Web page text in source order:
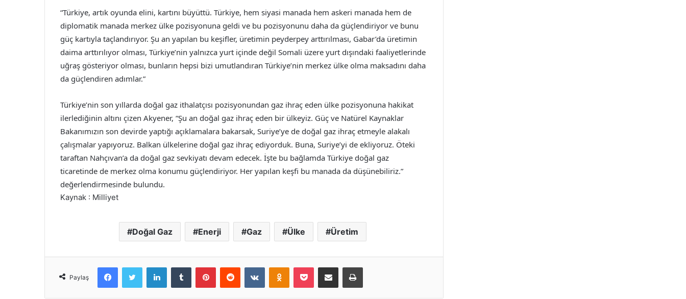
“Türkiye, artık oyunda elini, kartını büyüttü. Türkiye, hem siyasi manada hem askeri manada hem de
diplomatik manada merkez ülke pozisyonuna geldi ve bu pozisyonunu daha da güçlendiriyor ve bunu
güç kartıyla taçlandırıyor. Şu an yapılan bu keşifler, üretimin peyderpey arttırılması, Gabar’da üretimin
daima arttırılıyor olması, Türkiye’nin yalnızca yurt içinde değil Somali üzere yurt dışındaki faaliyetlerinde
uğraş gösteriyor olması, bunların hepsi bizi umutlandıran Türkiye’nin merkez ülke olma maksadını daha
da güçlendiren adımlar.”
Türkiye’nin son yıllarda doğal gaz ithalatçısı pozisyonundan gaz ihraç eden ülke pozisyonuna hakikat
ilerlediğinin altını çizen Akyener, “Şu an doğal gaz ihraç eden bir ülkeyiz. Güç ve Natürel Kaynaklar
Bakanımızın son devirde yaptığı açıklamalara bakarsak, Suriye’ye de doğal gaz ihraç etmeyle alakalı
çalışmalar yapıyoruz. Balkan ülkelerine doğal gaz ihraç ediyorduk. Buna, Suriye’yi de ekliyoruz. Öteki
taraftan Nahçıvan’a da doğal gaz sevkiyatı devam edecek. İşte bu bağlamda Türkiye doğal gaz
ticaretinde de merkez olma konumu güçlendiriyor. Her yapılan keşfi bu manada da düşünebiliriz.”
değerlendirmesinde bulundu.
Kaynak : Milliyet
Doğal Gaz Enerji Gaz Ülke Üretim
Paylaş
FacebookTwitter LinkedInTumblr PinterestReddit VKontakteOdnoklassniki
Pocket E-Posta ile paylaş Yazdır